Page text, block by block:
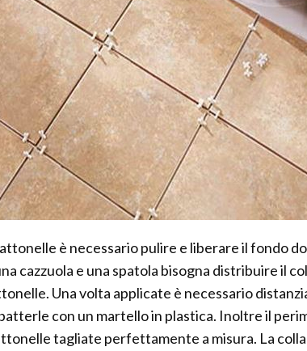
è necessario pulire e liberare il fondo
cazzuola e una spatola bisogna distribuire il
Una volta applicate è necessario
con un martello in plastica. Inoltre il
tagliate perfettamente a misura. La